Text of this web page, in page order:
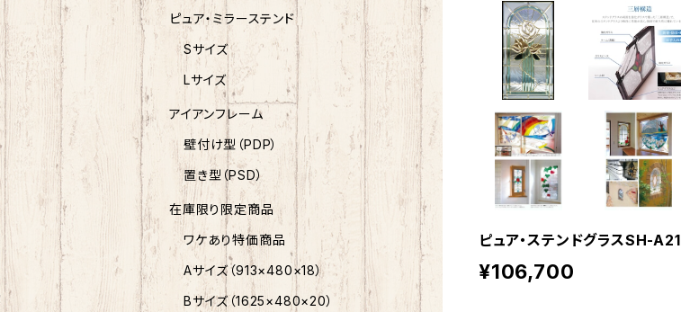
ピュア・ステンドグラスSH-A21
¥106,700
ピュア・ミラーステンド
Sサイズ
Lサイズ
アイアンフレーム
壁付け型（PDP）
置き型（PSD）
在庫限り限定商品
ワケあり特価商品
Aサイズ（913×480×18）
Bサイズ（1625×480×20）